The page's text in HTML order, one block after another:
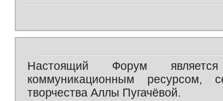
Настоящий Форум является
коммуникационным ресурсом,
творчества Аллы Пугачёвой.